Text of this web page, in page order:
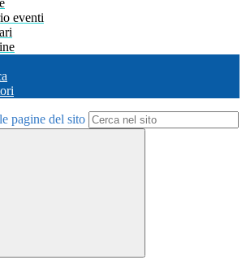
eventi
pagine del sito